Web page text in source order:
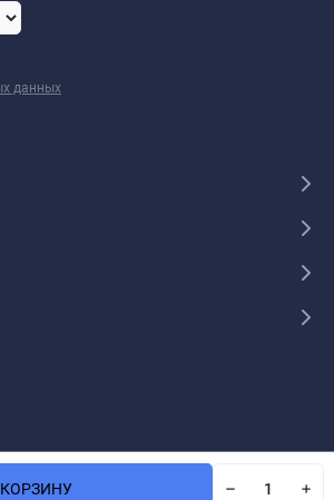
данных
2026. Все права защищены
cookie, чтобы сайт был лучшим